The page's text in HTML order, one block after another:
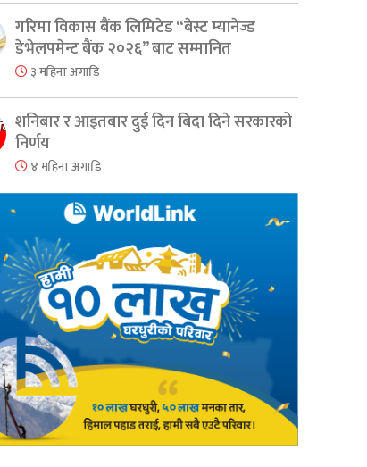
गरिमा विकास बैंक लिमिटेड “बेस्ट म्यानेज्ड
डेभेलपमेन्ट बैंक २०२६” बाट सम्मानित
३ महिना अगाडि
शनिबार र आइतबार दुई दिन बिदा दिने सरकारको
निर्णय
४ महिना अगाडि